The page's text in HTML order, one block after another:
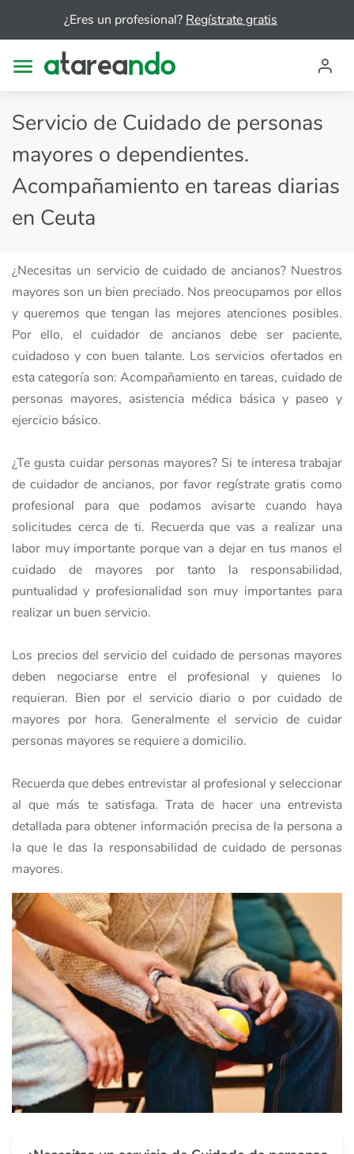
¿Eres un profesional?Regístrate gratis
Servicio de Cuidado de personas
mayores o dependientes.
Acompañamiento en tareas diarias
en Ceuta
¿Necesitas un servicio de cuidado de ancianos? Nuestros
mayores son un bien preciado. Nos preocupamos por ellos
y queremos que tengan las mejores atenciones posibles.
Por ello, el cuidador de ancianos debe ser paciente,
cuidadoso y con buen talante. Los servicios ofertados en
esta categoría son: Acompañamiento en tareas, cuidado de
personas mayores, asistencia médica básica y paseo y
ejercicio básico.
¿Te gusta cuidar personas mayores? Si te interesa trabajar
de cuidador de ancianos, por favor regístrate gratis como
profesional para que podamos avisarte cuando haya
solicitudes cerca de ti. Recuerda que vas a realizar una
labor muy importante porque van a dejar en tus manos el
cuidado de mayores por tanto la responsabilidad,
puntualidad y profesionalidad son muy importantes para
realizar un buen servicio.
Los precios del servicio del cuidado de personas mayores
deben negociarse entre el profesional y quienes lo
requieran. Bien por el servicio diario o por cuidado de
mayores por hora. Generalmente el servicio de cuidar
personas mayores se requiere a domicilio.
Recuerda que debes entrevistar al profesional y seleccionar
al que más te satisfaga. Trata de hacer una entrevista
detallada para obtener información precisa de la persona a
la que le das la responsabilidad de cuidado de personas
mayores.